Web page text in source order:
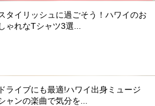
タイリッシュに過ごそう！ハワイのお
しゃれなTシャツ3選...
ドライブにも最適!ハワイ出身ミュージ
ャンの楽曲で気分を...